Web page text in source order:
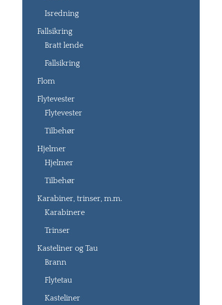
Isredning
Fallsikring
Bratt lende
Fallsikring
Flom
Flytevester
Flytevester
Tilbehør
Hjelmer
Hjelmer
Tilbehør
Karabiner, trinser, m.m.
Karabinere
Trinser
Kasteliner og Tau
Brann
Flytetau
Kasteliner